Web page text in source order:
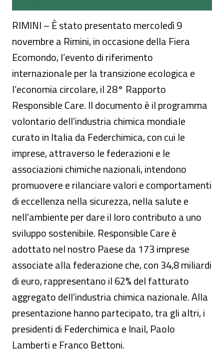
RIMINI – È stato presentato mercoledì 9
novembre a Rimini, in occasione della Fiera
Ecomondo, l’evento di riferimento
internazionale per la transizione ecologica e
l’economia circolare, il 28° Rapporto
Responsible Care. Il documento è il programma
volontario dell’industria chimica mondiale
curato in Italia da Federchimica, con cui le
imprese, attraverso le federazioni e le
associazioni chimiche nazionali, intendono
promuovere e rilanciare valori e comportamenti
di eccellenza nella sicurezza, nella salute e
nell’ambiente per dare il loro contributo a uno
sviluppo sostenibile. Responsible Care è
adottato nel nostro Paese da 173 imprese
associate alla federazione che, con 34,8 miliardi
di euro, rappresentano il 62% del fatturato
aggregato dell’industria chimica nazionale. Alla
presentazione hanno partecipato, tra gli altri, i
presidenti di Federchimica e Inail, Paolo
Lamberti e Franco Bettoni.